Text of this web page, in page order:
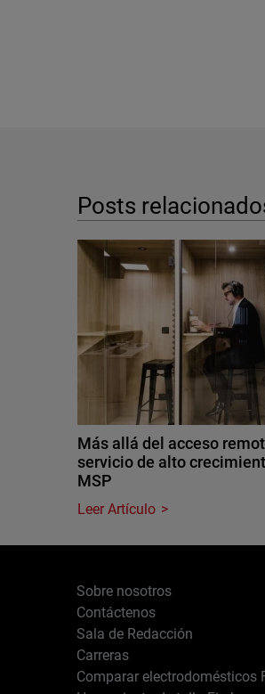
Posts
Más allá del acceso
servicio de alto
MSP
Leer Artículo
Sobre nosotros
Contáctenos
Sala de Redacción
Carreras
Comparar electrodomésticos